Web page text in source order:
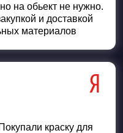
на обьект не нужно.
и доставкой
материалов
краску для